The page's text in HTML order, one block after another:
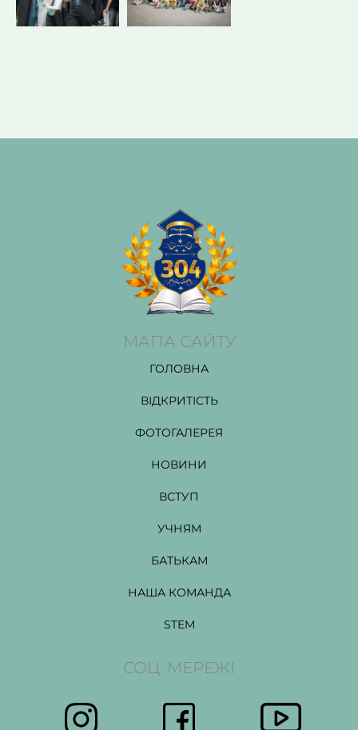
МАПА САЙТУ
ГОЛОВНА
ВІДКРИТІСТЬ
ФОТОГАЛЕРЕЯ
НОВИНИ
ВСТУП
УЧНЯМ
БАТЬКАМ
НАША КОМАНДА
STEM
СОЦ. МЕРЕЖІ